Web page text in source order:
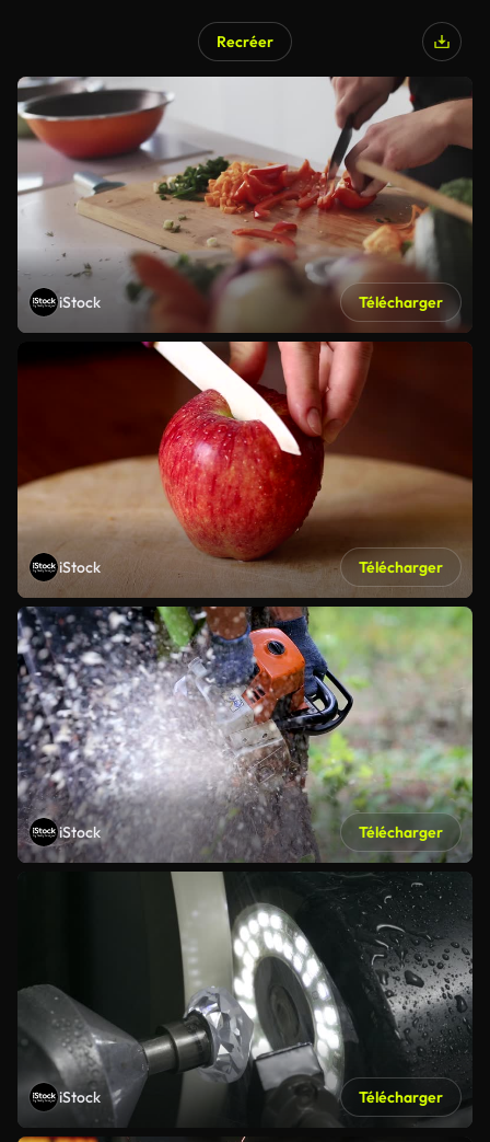
Recréer
iStock Télécharger
iStock Télécharger
iStock Télécharger
iStock Télécharger